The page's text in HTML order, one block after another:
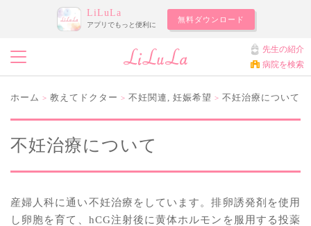
LiLuLa
アプリでもっと便利に
無料ダウンロード
先生の紹介
病院を検索
ホーム > 教えてドクター > 不妊関連 , 妊娠希望 > 不妊治療について
不妊治療について
産婦人科に通い不妊治療をしています。排卵誘発剤を使用
し卵胞を育て、hCG注射後に黄体ホルモンを服用する投薬